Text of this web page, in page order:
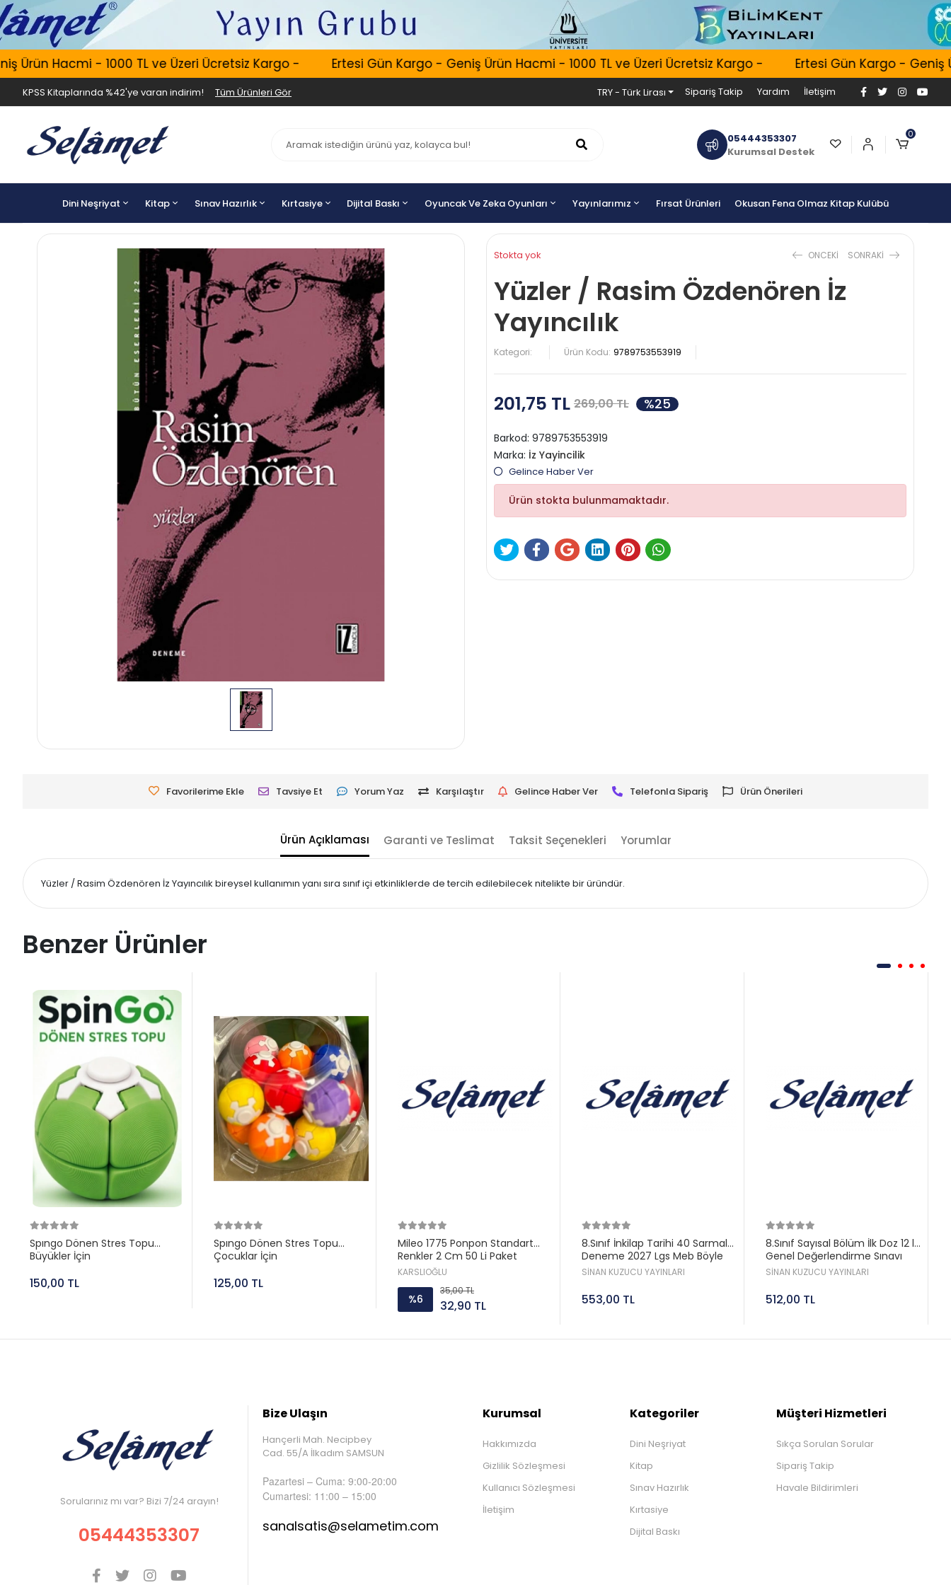
Hacmi - 1000 TL ve Üzeri Ücretsiz Kargo - Ertesi Gün Kargo - Geniş Ürün Hacmi - 1000 TL ve Üzeri Ücretsiz Kargo - Ertesi Gün Kargo - Geniş
KPSS Kitaplarında %42'ye varan indirim! Tüm Ürünleri Gör TRY - Türk Lirası Sipariş Takip Yardım İletişim
05444353307
Kurumsal Destek
0
Dini Neşriyat Kitap Sınav Hazırlık Kırtasiye Dijital Baskı Oyuncak Ve Zeka Oyunları Yayınlarımız Fırsat Ürünleri Okusan Fena Olmaz Kitap Kulübü
Stokta yok ONCEKI SONRAKI
Yüzler / Rasim Özdenören İz
Yayıncılık
Kategori: Ürün Kodu: 9789753553919
201,75 TL 269,00 TL %25
Barkod: 9789753553919
Marka: İz Yayincilik
Gelince Haber Ver
Ürün stokta bulunmamaktadır.
Favorilerime Ekle Tavsiye Et Yorum Yaz Karşılaştır Gelince Haber Ver Telefonla Sipariş Ürün Önerileri
Ürün Açıklaması Garanti ve Teslimat Taksit Seçenekleri Yorumlar
Yüzler / Rasim Özdenören İz Yayıncılık bireysel kullanımın yanı sıra sınıf içi etkinliklerde de tercih edilebilecek nitelikte bir üründür.
Benzer Ürünler
Spıngo Dönen Stres Topu
Büyükler İçin
150,00 TL
Spıngo Dönen Stres Topu
Çocuklar İçin
125,00 TL
Mileo 1775 Ponpon Standart
Renkler 2 Cm 50 Li Paket
KARSLIOĞLU
%6
35,00 TL
32,90 TL
8.Sınıf İnkilap Tarihi 40 Sarmal
Deneme 2027 Lgs Meb Böyle
Sorar Sinan Kuzucu
SİNAN KUZUCU YAYINLARI
553,00 TL
8.Sınıf Sayısal Bölüm İlk Doz 12 li
Genel Değerlendirme Sınavı
2027 Lgs Sinan Kuzucu
SİNAN KUZUCU YAYINLARI
512,00 TL
Sorularınız mı var? Bizi 7/24 arayın!
05444353307
Bize Ulaşın
Hançerli Mah. Necipbey
Cad. 55/A İlkadım SAMSUN
Pazartesi – Cuma: 9:00-20:00
Cumartesi: 11:00 – 15:00
sanalsatis@selametim.com
Kurumsal
Hakkımızda
Gizlilik Sözleşmesi
Kullanıcı Sözleşmesi
İletişim
Kategoriler
Dini Neşriyat
Kitap
Sınav Hazırlık
Kırtasiye
Dijital Baskı
Müşteri Hizmetleri
Sıkça Sorulan Sorular
Sipariş Takip
Havale Bildirimleri